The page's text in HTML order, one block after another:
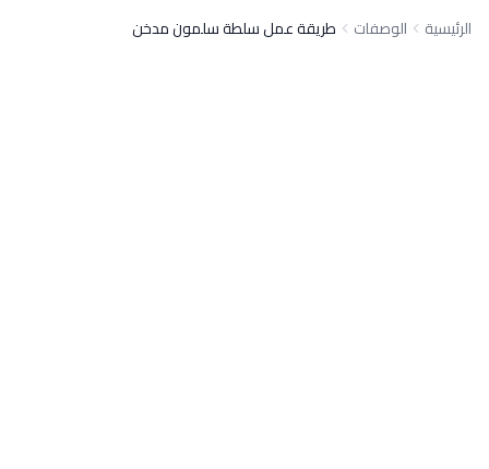
الرئيسية الوصفات طريقة عمل سلطة سلمون مدخن